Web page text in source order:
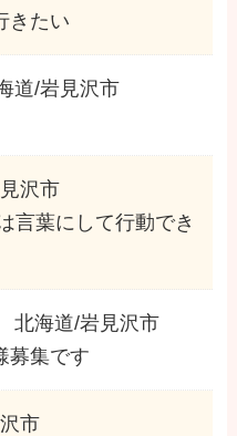
きたい
道/岩見沢市
沢市
言葉にして行動でき
北海道/岩見沢市
募集です
市